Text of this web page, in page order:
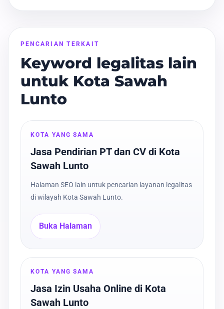
PENCARIAN TERKAIT
Keyword legalitas lain
untuk Kota Sawah
Lunto
KOTA YANG SAMA
Jasa Pendirian PT dan CV di Kota
Sawah Lunto
Halaman SEO lain untuk pencarian layanan legalitas
di wilayah Kota Sawah Lunto.
Buka Halaman
KOTA YANG SAMA
Jasa Izin Usaha Online di Kota
Sawah Lunto